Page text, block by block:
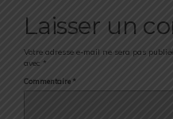
Laisser un
Votre adresse e-mail ne sera pas
avec *
Commentaire *